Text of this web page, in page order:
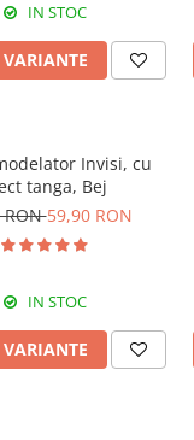
IN STOC
Invisi, cu
tanga, Bej
RON59,90 RON
IN STOC